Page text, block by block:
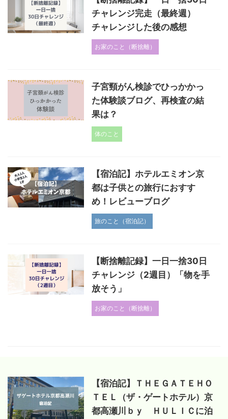
チャレンジ完走（最終週）
チャレンジした後の感想
お家のこと（断捨離）
子宮頸がん検診でひっかかっ
た体験談ブログ、再検査の結
果は？
体のこと
【宿泊記】ホテルエミオン京
都は子供との旅行におすす
め！レビューブログ
旅のこと（宿泊記）
【断捨離記録】一日一捨30日
チャレンジ（2週目）「物を手
放そう」
お家のこと（断捨離）
【宿泊記】ＴＨＥＧＡＴＥＨＯ
ＴＥＬ（ザ・ゲートホテル）京
都高瀬川ｂｙ ＨＵＬＩＣに泊